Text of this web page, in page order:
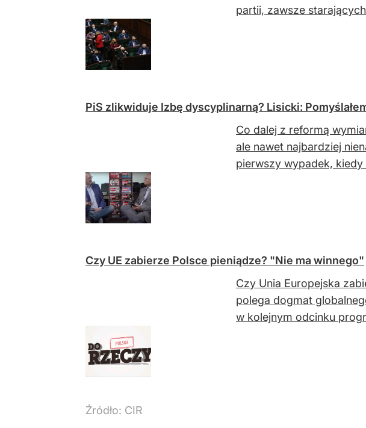
partii, zawsze
PiS zlikwiduje Izbę dyscyplinarną? Lisicki:
Co dalej z reformą
ale nawet najbardziej
pierwszy wypadek, kiedy
Czy UE zabierze Polsce pieniądze? "Nie ma winnego"
Czy Unia Europejska
polega dogmat
w kolejnym odcinku
Źródło: CIR